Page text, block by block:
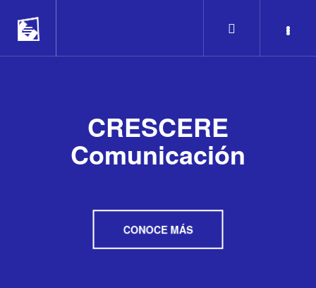
CRESCERE
Comunicación
CONOCE MÁS